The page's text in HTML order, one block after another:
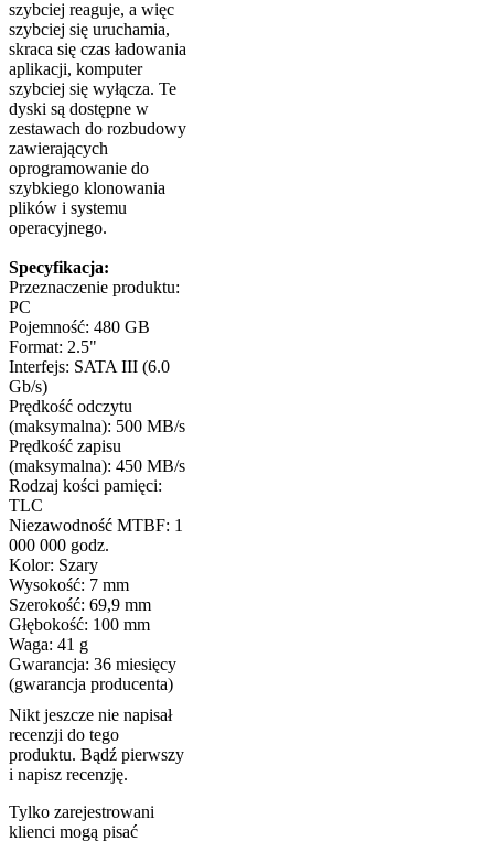
szybciej reaguje, a więc
szybciej się uruchamia,
skraca się czas ładowania
aplikacji, komputer
szybciej się wyłącza. Te
dyski są dostępne w
zestawach do rozbudowy
zawierających
oprogramowanie do
szybkiego klonowania
plików i systemu
operacyjnego.
Specyfikacja:
Przeznaczenie produktu:
PC
Pojemność: 480 GB
Format: 2.5"
Interfejs: SATA III (6.0
Gb/s)
Prędkość odczytu
(maksymalna): 500 MB/s
Prędkość zapisu
(maksymalna): 450 MB/s
Rodzaj kości pamięci:
TLC
Niezawodność MTBF: 1
000 000 godz.
Kolor: Szary
Wysokość: 7 mm
Szerokość: 69,9 mm
Głębokość: 100 mm
Waga: 41 g
Gwarancja: 36 miesięcy
(gwarancja producenta)
Nikt jeszcze nie napisał
recenzji do tego
produktu. Bądź pierwszy
i napisz recenzję.
Tylko zarejestrowani
klienci mogą pisać